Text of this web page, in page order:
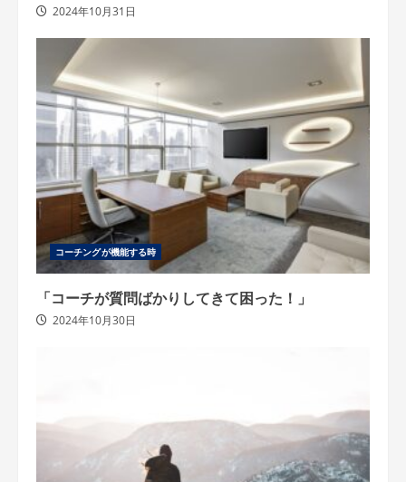
2024年10月31日
コーチングが機能する時
「コーチが質問ばかりしてきて困った！」
2024年10月30日